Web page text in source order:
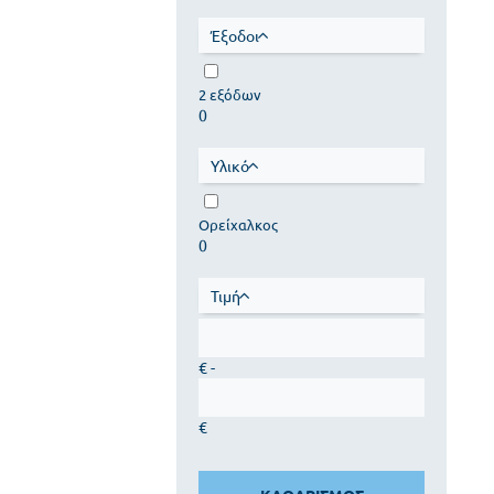
Έξοδοι
2 εξόδων
0
Υλικό
Ορείχαλκος
0
Τιμή
€ -
€